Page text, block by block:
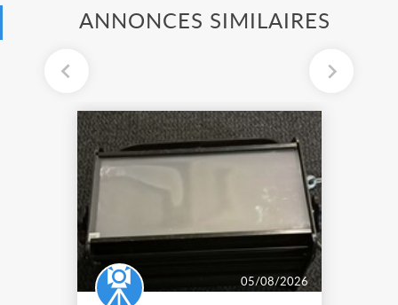
ANNONCES SIMILAIRES
05/08/2026